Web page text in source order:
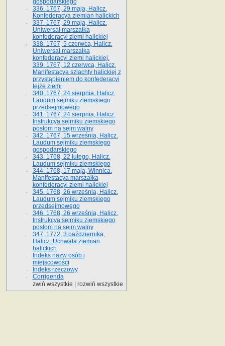
gospodarskiego
336. 1767, 29 maja, Halicz.
Konfederacya ziemian halickich
337. 1767, 29 maja, Halicz.
Uniwersał marszałka
konfederacyi ziemi halickiej
338. 1767, 5 czerwca, Halicz.
Uniwersał marszałka
konfederacyi ziemi halickiej.
339. 1767, 12 czerwca, Halicz.
Manifestacya szlachty halickiej z
przystąpieniem do konfederacyi
tejże ziemi
340. 1767, 24 sierpnia, Halicz.
Laudum sejmiku ziemskiego
przedsejmowego
341. 1767, 24 sierpnia, Halicz.
Instrukcya sejmiku ziemskiego
posłom na sejm walny
342. 1767, 15 września, Halicz.
Laudum sejmiku ziemskiego
gospodarskiego
343. 1768, 22 lutego, Halicz.
Laudum sejmiku ziemskiego
344. 1768, 17 maja, Winnica.
Manifestacya marszałka
konfederacyi ziemi halickiej
345. 1768, 26 września, Halicz.
Laudum sejmiku ziemskiego
przedsejmowego
346. 1768, 26 września, Halicz.
Instrukcya sejmiku ziemskiego
posłom na sejm walny
347. 1772, 3 października,
Halicz. Uchwała ziemian
halickich
Indeks nazw osób i
miejscowości
Indeks rzeczowy
Corrigenda
zwiń wszystkie
rozwiń wszystkie